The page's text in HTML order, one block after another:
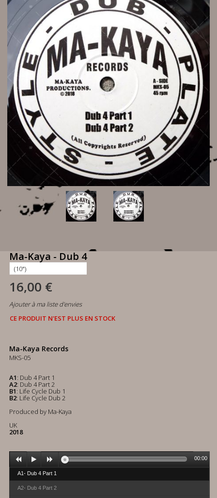
Ma-Kaya - Dub 4
16,00 €
Ajouter à ma liste d'envies
CE PRODUIT N'EST PLUS EN STOCK
Ma-Kaya Records
MKS-05
A1: Dub 4 Part 1
A2: Dub 4 Part 2
B1: Life Cycle Dub 1
B2: Life Cycle Dub 2
Produced by Ma-Kaya
UK
2018
A1- Dub 4 Part 1
A2- Dub 4 Part 2
00:00